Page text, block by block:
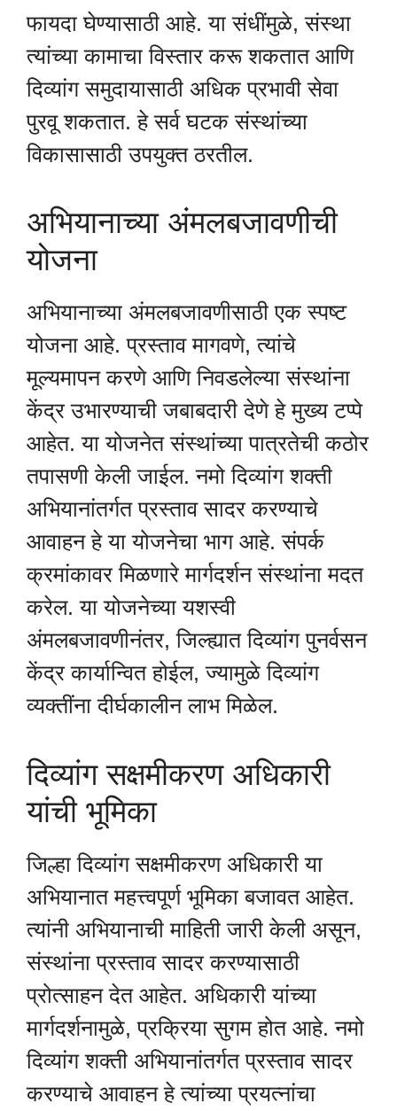
फायदा घेण्यासाठी आहे. या संधींमुळे, संस्था
त्यांच्या कामाचा विस्तार करू शकतात आणि
दिव्यांग समुदायासाठी अधिक प्रभावी सेवा
पुरवू शकतात. हे सर्व घटक संस्थांच्या
विकासासाठी उपयुक्त ठरतील.
अभियानाच्या अंमलबजावणीची
योजना
अभियानाच्या अंमलबजावणीसाठी एक स्पष्ट
योजना आहे. प्रस्ताव मागवणे, त्यांचे
मूल्यमापन करणे आणि निवडलेल्या संस्थांना
केंद्र उभारण्याची जबाबदारी देणे हे मुख्य टप्पे
आहेत. या योजनेत संस्थांच्या पात्रतेची कठोर
तपासणी केली जाईल. नमो दिव्यांग शक्ती
अभियानांतर्गत प्रस्ताव सादर करण्याचे
आवाहन हे या योजनेचा भाग आहे. संपर्क
क्रमांकावर मिळणारे मार्गदर्शन संस्थांना मदत
करेल. या योजनेच्या यशस्वी
अंमलबजावणीनंतर, जिल्ह्यात दिव्यांग पुनर्वसन
केंद्र कार्यान्वित होईल, ज्यामुळे दिव्यांग
व्यक्तींना दीर्घकालीन लाभ मिळेल.
दिव्यांग सक्षमीकरण अधिकारी
यांची भूमिका
जिल्हा दिव्यांग सक्षमीकरण अधिकारी या
अभियानात महत्त्वपूर्ण भूमिका बजावत आहेत.
त्यांनी अभियानाची माहिती जारी केली असून,
संस्थांना प्रस्ताव सादर करण्यासाठी
प्रोत्साहन देत आहेत. अधिकारी यांच्या
मार्गदर्शनामुळे, प्रक्रिया सुगम होत आहे. नमो
दिव्यांग शक्ती अभियानांतर्गत प्रस्ताव सादर
करण्याचे आवाहन हे त्यांच्या प्रयत्नांचा